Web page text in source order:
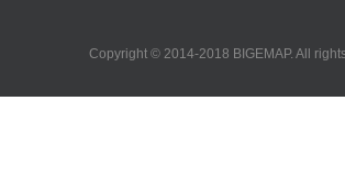
Copyright © 2014-2018 BIGEMAP. All